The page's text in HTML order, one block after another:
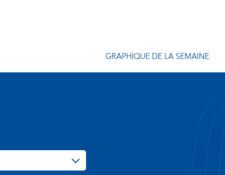
GRAPHIQUE DE LA SEMAINE